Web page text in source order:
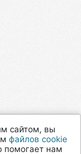
сайтом, вы
файлов cookie
помогает нам